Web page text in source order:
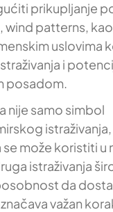
prikupljanje
wind patterns,
uslovima
i
posadom.
nije samo simbol
može koristiti u
istraživanja
da
važan